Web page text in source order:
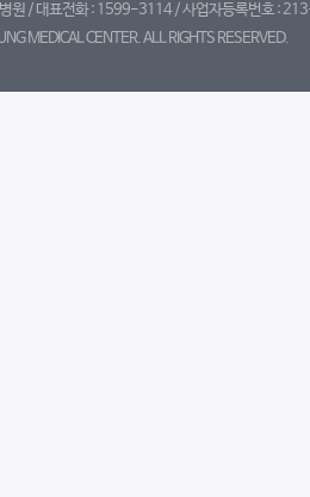
병원 / 대표전화 : 1599-3114 / 사업자등록번호 :
MEDICAL CENTER. ALL RIGHTS RESERVED.